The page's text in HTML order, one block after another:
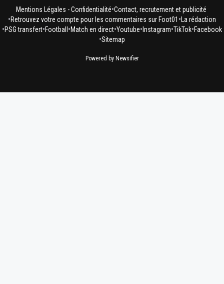
Mentions Légales - Confidentialité•Contact, recrutement et publicité
•Retrouvez votre compte pour les commentaires sur Foot01 • La rédaction
•PSG transfert•Football •Match en direct•Youtube• Instagram•TikTok•Facebook
•Sitemap
Powered by Newsifier